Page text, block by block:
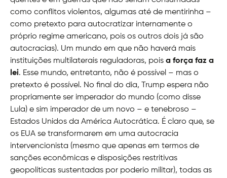
como conflitos violentos, algumas até de mentirinha –
como pretexto para autocratizar internamente o
próprio regime americano, pois os outros dois já são
autocracias). Um mundo em que não haverá mais
instituições multilaterais reguladoras, pois a força faz a
lei. Esse mundo, entretanto, não é possível – mas o
pretexto é possível. No final do dia, Trump espera não
propriamente ser imperador do mundo (como disse
Lula) e sim imperador de um novo – e tenebroso –
Estados Unidos da América Autocrática. É claro que, se
os EUA se transformarem em uma autocracia
intervencionista (mesmo que apenas em termos de
sanções econômicas e disposições restritivas
geopolíticas sustentadas por poderio militar), todas as